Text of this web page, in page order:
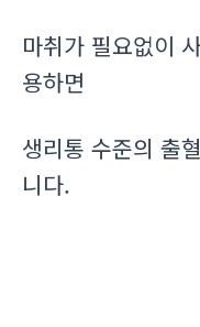
마취가 필요없이
용하면
생리통 수준의 출
니다.